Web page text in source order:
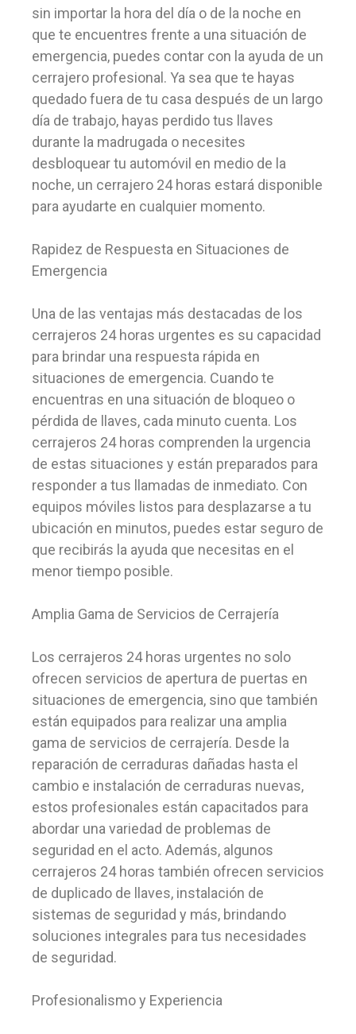
sin importar la hora del día o de la noche en
que te encuentres frente a una situación de
emergencia, puedes contar con la ayuda de un
cerrajero profesional. Ya sea que te hayas
quedado fuera de tu casa después de un largo
día de trabajo, hayas perdido tus llaves
durante la madrugada o necesites
desbloquear tu automóvil en medio de la
noche, un cerrajero 24 horas estará disponible
para ayudarte en cualquier momento.
Rapidez de Respuesta en Situaciones de
Emergencia
Una de las ventajas más destacadas de los
cerrajeros 24 horas urgentes es su capacidad
para brindar una respuesta rápida en
situaciones de emergencia. Cuando te
encuentras en una situación de bloqueo o
pérdida de llaves, cada minuto cuenta. Los
cerrajeros 24 horas comprenden la urgencia
de estas situaciones y están preparados para
responder a tus llamadas de inmediato. Con
equipos móviles listos para desplazarse a tu
ubicación en minutos, puedes estar seguro de
que recibirás la ayuda que necesitas en el
menor tiempo posible.
Amplia Gama de Servicios de Cerrajería
Los cerrajeros 24 horas urgentes no solo
ofrecen servicios de apertura de puertas en
situaciones de emergencia, sino que también
están equipados para realizar una amplia
gama de servicios de cerrajería. Desde la
reparación de cerraduras dañadas hasta el
cambio e instalación de cerraduras nuevas,
estos profesionales están capacitados para
abordar una variedad de problemas de
seguridad en el acto. Además, algunos
cerrajeros 24 horas también ofrecen servicios
de duplicado de llaves, instalación de
sistemas de seguridad y más, brindando
soluciones integrales para tus necesidades
de seguridad.
Profesionalismo y Experiencia